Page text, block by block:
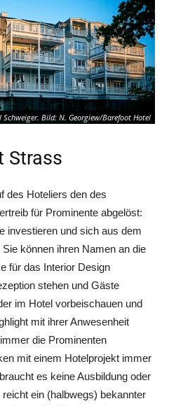
Schweiger. Bild: N. Georgiew/Barefoot Hotel
Strand. Bild: N.
Strass
des Hoteliers den des
für Prominente abgelöst:
investieren und sich aus dem
können ihren Namen an die
für das Interior Design
stehen und Gäste
im Hotel vorbeischauen und
mit ihrer Anwesenheit
die Prominenten
mit einem Hotelprojekt immer
es keine Ausbildung oder
ein (halbwegs) bekannter